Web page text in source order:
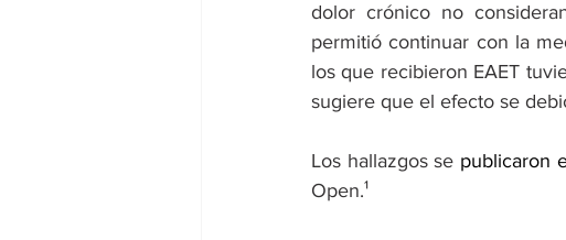
dolor crónico no
permitió continuar con la
los que recibieron EAET
sugiere que el efecto se
Los hallazgos se publicaron
Open.¹